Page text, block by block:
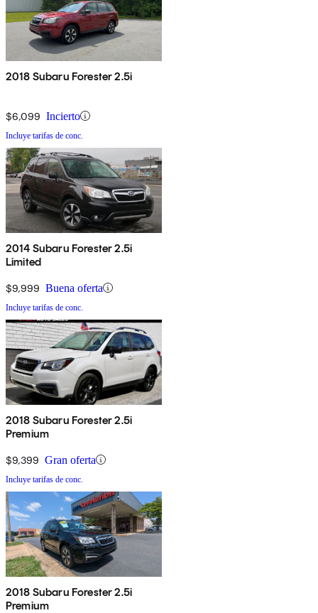
2018 Subaru Forester 2.5i
$6,099 Incierto
Incluye tarifas de conc.
2014 Subaru Forester 2.5i
Limited
$9,999 Buena oferta
Incluye tarifas de conc.
2018 Subaru Forester 2.5i
Premium
$9,399 Gran oferta
Incluye tarifas de conc.
2018 Subaru Forester 2.5i
Premium